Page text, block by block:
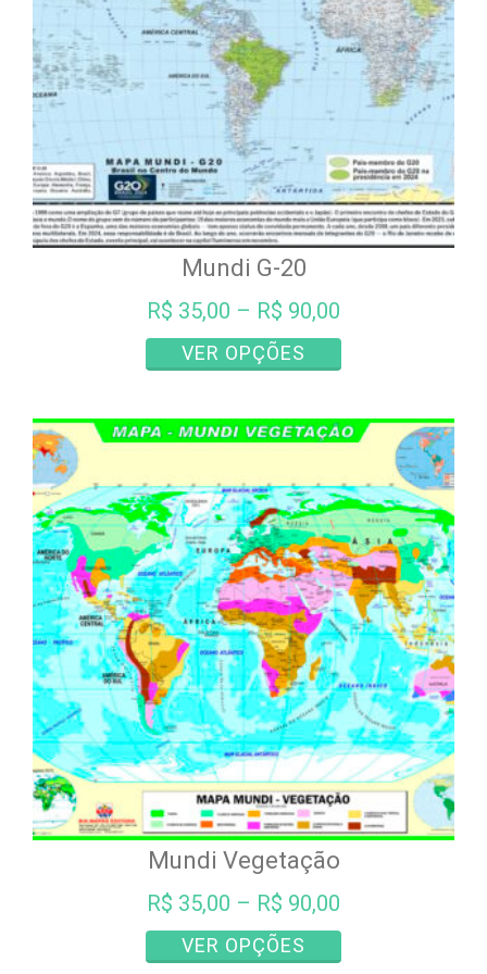
Mundi G-20
R$ 35,00 – R$ 90,00
VER OPÇÕES
produto
várias
variantes.
As
opções
podem
ser
escolhidas
na
página
do
produto
Mundi Vegetação
R$ 35,00 – R$ 90,00
VER OPÇÕES
produto